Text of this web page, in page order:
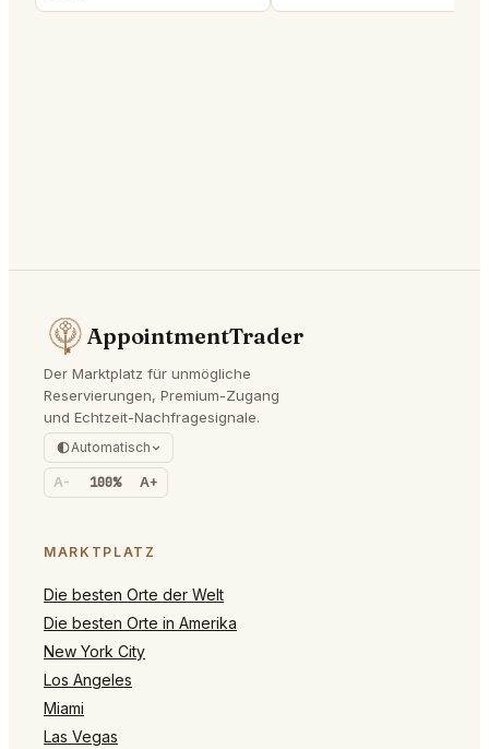
AppointmentTrader
Der Marktplatz für unmögliche
Reservierungen, Premium-Zugang
und Echtzeit-Nachfragesignale.
Automatisch
A- 100% A+
MARKTPLATZ
Die besten Orte der Welt
Die besten Orte in Amerika
New York City
Los Angeles
Miami
Las Vegas